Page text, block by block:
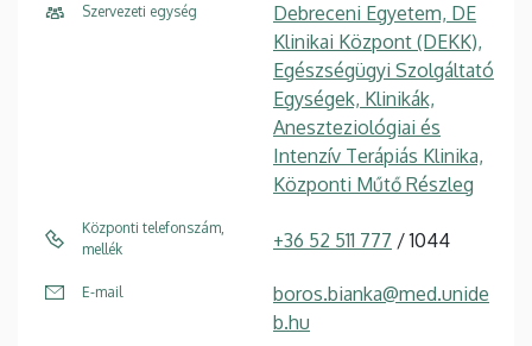
Szervezeti egység
Debreceni Egyetem, DE
Klinikai Központ (DEKK),
Egészségügyi Szolgáltató
Egységek, Klinikák,
Aneszteziológiai és
Intenzív Terápiás Klinika,
Központi Műtő Részleg
Központi telefonszám,
mellék
+36 52 511 777 / 1044
E-mail
boros.bianka@med.unide
b.hu